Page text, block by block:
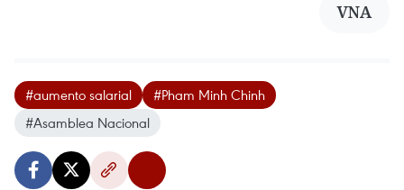
VNA
#aumento salarial
#Pham Minh Chinh
#Asamblea Nacional